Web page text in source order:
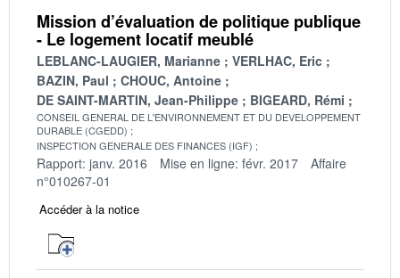
Mission d’évaluation de politique publique
- Le logement locatif meublé
LEBLANC-LAUGIER, Marianne
VERLHAC, Eric
BAZIN, Paul
CHOUC, Antoine
DE SAINT-MARTIN, Jean-Philippe
BIGEARD, Rémi
CONSEIL GENERAL DE L'ENVIRONNEMENT ET DU DEVELOPPEMENT
DURABLE (CGEDD)
INSPECTION GENERALE DES FINANCES (IGF)
Rapport: janv. 2016 Mise en ligne: févr. 2017
Affaire
n°010267-01
Accéder à la notice